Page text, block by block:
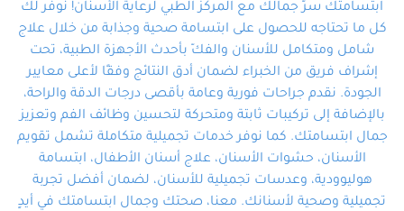
المتخصص ذوي الخبرة، ستجد نفسك
في أيد أمينة تلبي احتياجاتك بكل
احترافية ودقة.
ابتسامتك سرّ جمالك مع المركز الطبي لرعاية الأسنان! نوفر لك
كل ما تحتاجه للحصول على ابتسامة صحية وجذابة من خلال علاج
شامل ومتكامل للأسنان والفكّ بأحدث الأجهزة الطبية، تحت
إشراف فريق من الخبراء لضمان أدق النتائج وفقًا لأعلى معايير
الجودة. نقدم جراحات فورية وعامة بأقصى درجات الدقة والراحة،
بالإضافة إلى تركيبات ثابتة ومتحركة لتحسين وظائف الفم وتعزيز
جمال ابتسامتك. كما نوفر خدمات تجميلية متكاملة تشمل تقويم
الأسنان، حشوات الأسنان، علاج أسنان الأطفال، ابتسامة
هوليوودية، وعدسات تجميلية للأسنان، لضمان أفضل تجربة
تجميلية وصحية لأسنانك. معنا، صحتك وجمال ابتسامتك في أيدٍ